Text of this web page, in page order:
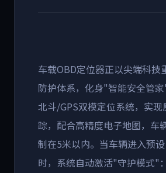
车载OBD定位器正以尖端科技
防护体系，化身"智能安全管家
北斗/GPS双模定位系统，实
踪，配合高精度电子地图，车
制在5米以内。当车辆进入预
时，系统自动激活"守护模式"